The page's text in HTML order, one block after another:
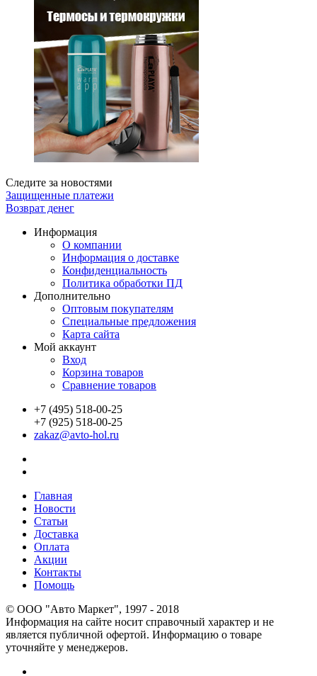
Следите за новостями
Защищенные платежи
Возврат денег
Информация
О компании
Информация о доставке
Конфиденциальность
Политика обработки ПД
Дополнительно
Оптовым покупателям
Специальные предложения
Карта сайта
Мой аккаунт
Вход
Корзина товаров
Сравнение товаров
+7 (495) 518-00-25
+7 (925) 518-00-25
zakaz@avto-hol.ru
Главная
Новости
Статьи
Доставка
Оплата
Акции
Контакты
Помощь
© OOO "Авто Маркет", 1997 - 2018
Информация на сайте носит справочный характер и не
является публичной офертой. Информацию о товаре
уточняйте у менеджеров.